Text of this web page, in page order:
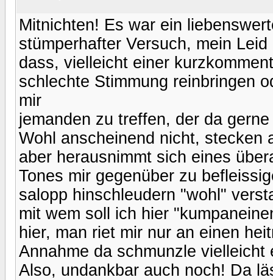
Mitnichten! Es war ein
stümperhafter Versuch, mein
dass, vielleicht einer
schlechte Stimmung reinbringen
mir
jemanden zu treffen, der da
Wohl anscheinend nicht, stecken
aber herausnimmt sich eines
Tones mir gegenüber zu
salopp hinschleudern "wohl"
mit wem soll ich hier
hier, man riet mir nur an einen
Annahme da schmunzle vielleicht
Also, undankbar auch noch! Da